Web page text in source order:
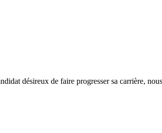
désireux de faire progresser sa carrière,